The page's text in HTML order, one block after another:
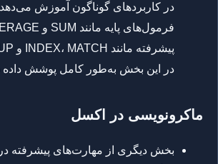
در کاربردهای گوناگون آموزش
در این بخش به‌طور کامل پوشش داده
ماکرونویسی در اکسل
بخش دیگری از مهارت‌های پیشرفته